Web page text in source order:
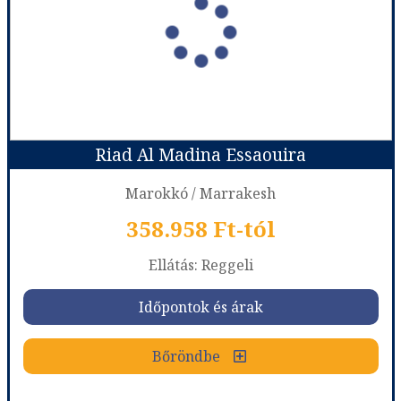
Marrakesh
Utazás módja: Repülővel
Ellátás:leírás szerint
Szálláskategória:Hotel ****
DOUBLE SUPERIOR - SUPERIOR ROOM
Időpont: 2026-09-19 | 3 éj
már 341.498 Ft-tól
Időpontok és árak
Bőröndbe
Riad Al Madina Essaouira
Marokkó / Marrakesh
358.958 Ft-tól
Ellátás: Reggeli
Időpontok és árak
Bőröndbe